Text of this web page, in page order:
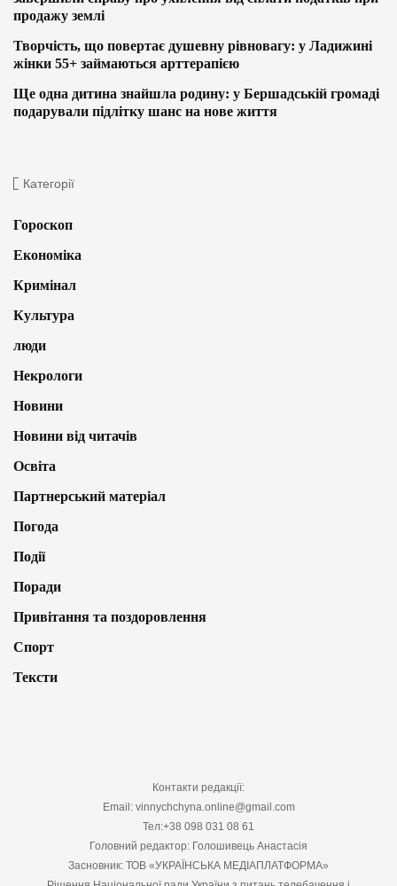
продажу землі
Творчість, що повертає душевну рівновагу: у Ладижині
жінки 55+ займаються арттерапією
Ще одна дитина знайшла родину: у Бершадській громаді
подарували підлітку шанс на нове життя
Категорії
Гороскоп
Економіка
Кримінал
Культура
люди
Некрологи
Новини
Новини від читачів
Освіта
Партнерський матеріал
Погода
Події
Поради
Привітання та поздоровлення
Спорт
Тексти
Контакти редакції:
Email: vinnychchyna.online@gmail.com
Тел:+38 098 031 08 61
Головний редактор: Голошивець Анастасія
Засновник: ТОВ «УКРАЇНСЬКА МЕДІАПЛАТФОРМА»